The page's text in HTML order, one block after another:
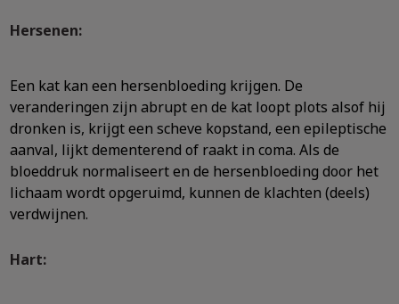
Hersenen:
Een kat kan een hersenbloeding krijgen. De
veranderingen zijn abrupt en de kat loopt plots alsof hij
dronken is, krijgt een scheve kopstand, een epileptische
aanval, lijkt dementerend of raakt in coma. Als de
bloeddruk normaliseert en de hersenbloeding door het
lichaam wordt opgeruimd, kunnen de klachten (deels)
verdwijnen.
Hart: